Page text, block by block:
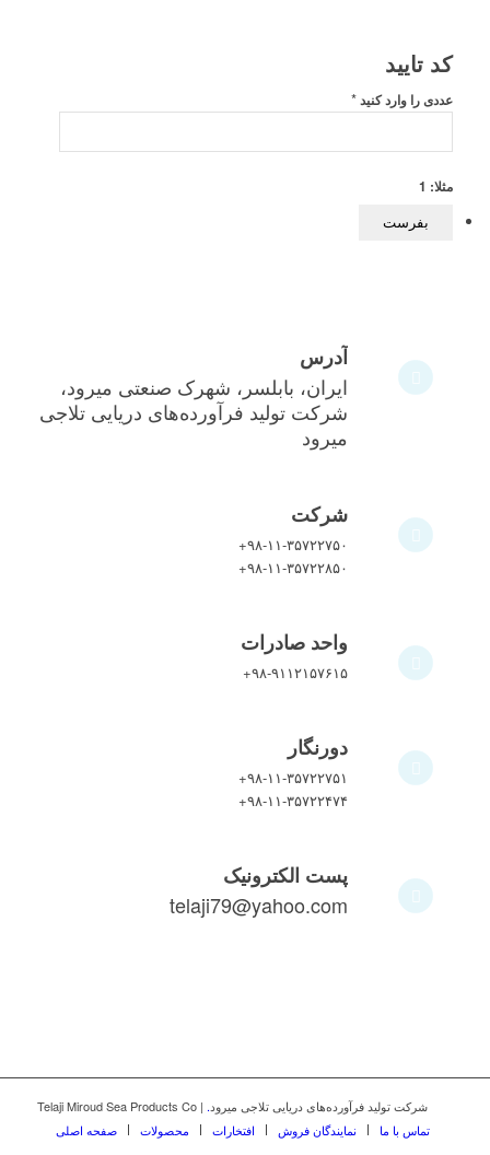
کد تایید
عددی را وارد کنید*
مثلا: 1
آدرس
ایران، بابلسر، شهرک صنعتی میرود،
شرکت تولید فرآورده‌های دریایی تلاجی
میرود
شرکت
+۹۸-۱۱-۳۵۷۲۲۷۵۰
+۹۸-۱۱-۳۵۷۲۲۸۵۰
واحد صادرات
+۹۸-۹۱۱۲۱۵۷۶۱۵
دورنگار
+۹۸-۱۱-۳۵۷۲۲۷۵۱
+۹۸-۱۱-۳۵۷۲۲۴۷۴
پست الکترونیک
telaji79@yahoo.com
شرکت تولید فرآورده‌های دریایی تلاجی میرود.
| Telaji Miroud Sea Products Co
صفحه اصلی
محصولات افتخارات نمایندگان فروش تماس با ما